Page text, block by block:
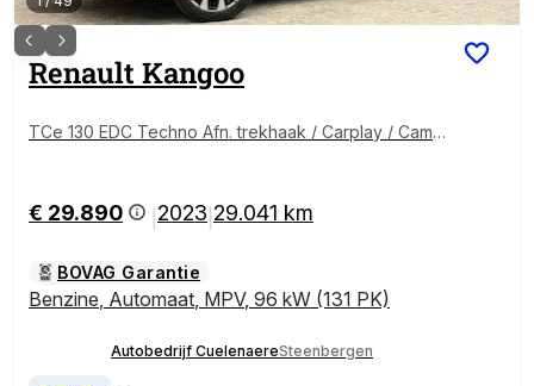
Renault Kangoo
TCe 130 EDC Techno Afn. trekhaak / Carplay / Came
€ 29.890 2023 29.041 km
BOVAG Garantie
Benzine, Automaat, MPV, 96 kW (131 PK)
Autobedrijf CuelenaereSteenbergen